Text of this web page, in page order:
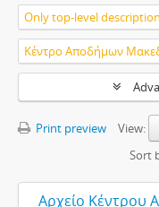
Only top-level
Print preview
View:
Sort
Αρχείο Κέντρου